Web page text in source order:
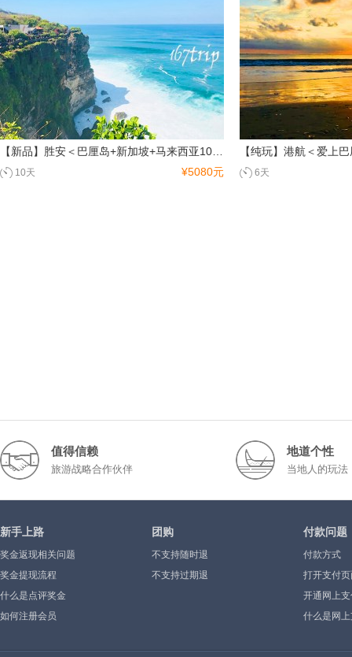
¥5080元
10天 6天
值得信赖
旅游战略合作伙伴
地道个性
当地人的玩法
新手上路
奖金返现相关问题
奖金提现流程
什么是点评奖金
如何注册会员
团购
不支持随时退
不支持过期退
付款问题
付款方式
打开支付
示”或空白
开通网上
什么是网